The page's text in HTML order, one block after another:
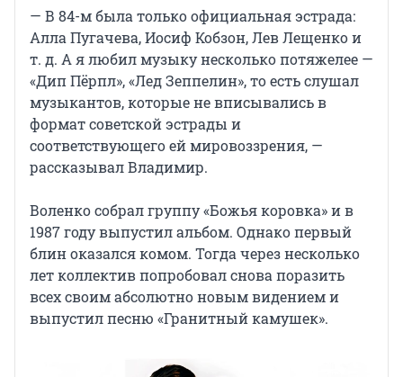
— В 84-м была только официальная эстрада:
Алла Пугачева, Иосиф Кобзон, Лев Лещенко и
т. д. А я любил музыку несколько потяжелее —
«Дип Пёрпл», «Лед Зеппелин», то есть слушал
музыкантов, которые не вписывались в
формат советской эстрады и
соответствующего ей мировоззрения, —
рассказывал Владимир.
Воленко собрал группу «Божья коровка» и в
1987 году выпустил альбом. Однако первый
блин оказался комом. Тогда через несколько
лет коллектив попробовал снова поразить
всех своим абсолютно новым видением и
выпустил песню «Гранитный камушек».